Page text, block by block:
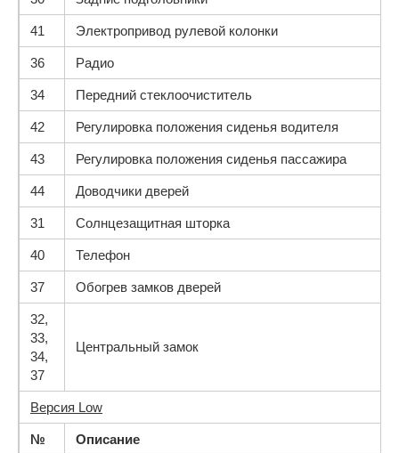
41 Электропривод рулевой колонки
36 Радио
34 Передний стеклоочиститель
42 Регулировка положения сиденья водителя
43 Регулировка положения сиденья пассажира
44 Доводчики дверей
31 Солнцезащитная шторка
40 Телефон
37 Обогрев замков дверей
32,
33,
34,
37
Центральный замок
Версия Low
№ Описание